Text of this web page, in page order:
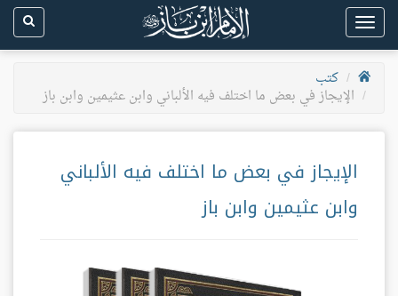
Toggle
navigation
كتب
الإيجاز في بعض ما اختلف فيه الألباني وابن عثيمين وابن باز
الإيجاز في بعض ما اختلف فيه الألباني
وابن عثيمين وابن باز